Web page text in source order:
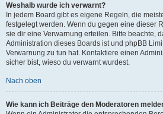
Weshalb wurde ich verwarnt?
In jedem Board gibt es eigene Regeln, die
festgelegt werden. Wenn du gegen eine dieser
sie dir eine Verwarnung erteilen. Bitte beachte,
Administration dieses Boards ist und phpBB
Verwarnung zu tun hat. Kontaktiere einen
sicher bist, wieso du verwarnt wurdest.
Nach oben
Wie kann ich Beiträge den Moderatoren